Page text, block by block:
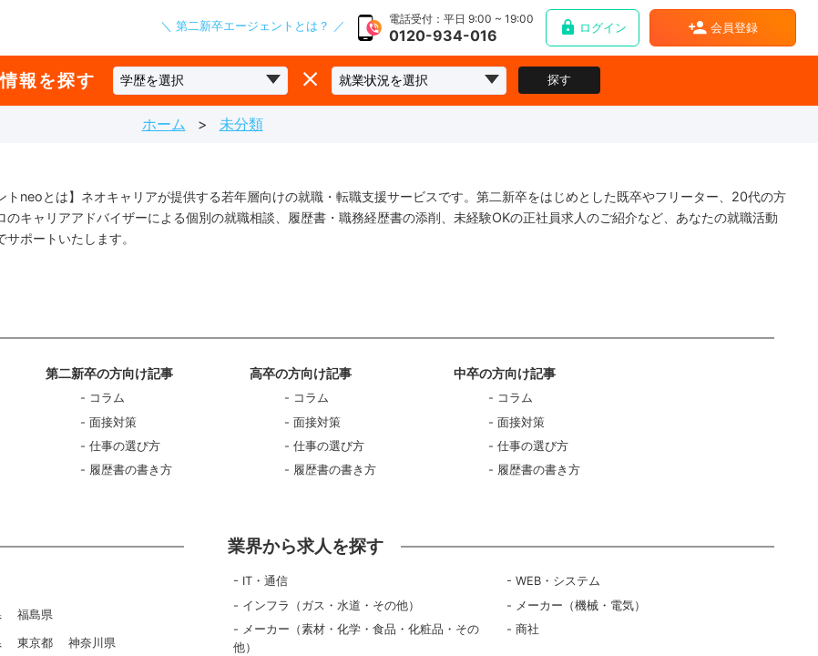
＼ 第二新卒エージェントとは？ ／ 電話受付：平日 9:00 ~ 19:00
0120-934-016 ログイン 会員登録
報を探す 探す
ホーム 未分類
トneoとは】ネオキャリアが提供する若年層向けの就職・転職支援サービスです。第二新卒をはじめとした既卒やフリーター、20代の方
のキャリアアドバイザーによる個別の就職相談、履歴書・職務経歴書の添削、未経験OKの正社員求人のご紹介など、あなたの就職活動
ポートいたします。
第二新卒の方向け記事
コラム
面接対策
仕事の選び方
履歴書の書き方
高卒の方向け記事
コラム
面接対策
仕事の選び方
履歴書の書き方
中卒の方向け記事
コラム
面接対策
仕事の選び方
履歴書の書き方
福島県
東京都 神奈川県
業界から求人を探す
IT・通信
WEB・システム
インフラ（ガス・水道・その他）
メーカー（機械・電気）
メーカー（素材・化学・食品・化粧品・その
他）
商社